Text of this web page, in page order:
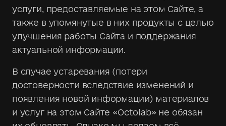
услуги, предоставляемые на этом Сайте, а
также в упомянутые в них продукты с целью
улучшения работы Сайта и поддержания
актуальной информации.
В случае устаревания (потери
достоверности вследствие изменений и
появления новой информации) материалов
и услуг на этом Сайте «Octolab» не обязан